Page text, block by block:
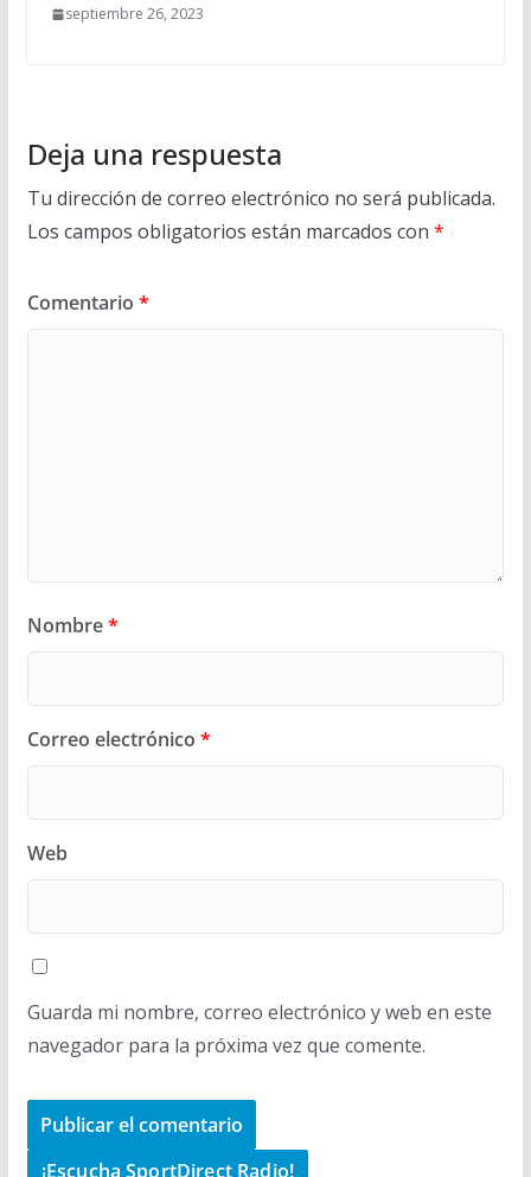
septiembre 26, 2023
Deja una respuesta
Tu dirección de correo electrónico no será publicada.
Los campos obligatorios están marcados con *
Comentario *
Nombre*
Correo electrónico *
Web
Guarda mi nombre, correo electrónico y web en este
navegador para la próxima vez que comente.
¡Escucha SportDirect Radio!